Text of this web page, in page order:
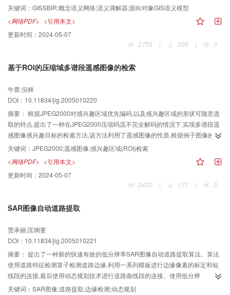
要涉及空间对象的语义表达和语义匹配两方面内容。利用面向对象G IS语义模
型和概念语义网络共同表达空间对象的语义,设计了语义调解器处理用户与系统
之间的语义不一致。通过对G IS原子查询结果进行布尔运算得到矢量查询结果,
在此基础上得到与G IS数据具有统一坐标框架的遥感图像检索结果。实验结果
关键词： GISSBIR;概念语义网络;语义调解器;面向对象GIS语义模型
<网络PDF> <引用本文>
更新时间： 2024-05-07
2755
| 206 | 0
基于ROI的压缩域多谱段遥感图像的检索
牛蕾,倪林
DOI：10.11834/jig.2005010220
摘要： 根据JPEG2000对感兴趣区域优先编码,以及感兴趣区域的形状可随意选
取的特点,提出了一种在JPEG2000压缩码流不完全解码的情况下,实现多谱段遥
感图像感兴趣目标的检索方法,该方法利用了遥感图像的性质,根据例子图像的谱
特征对感兴趣区域的内容进行分析,并设计了一套相似性度量的方法。实验结果
表明,此方法有较理想的图像检索效果和很高的检索效率,解决了应用上对实时性
的高要求与遥感图像库数据海量性之间的矛盾。
关键词： JPEG2000;遥感图像;感兴趣区域(ROI)检索
<网络PDF> <引用本文>
更新时间： 2024-05-07
2420
| 177 | 0
SAR图像自动道路提取
贾承丽,匡纲要
DOI：10.11834/jig.2005010221
摘要： 提出了一种新的快速有效的低分辨率SAR图像自动道路提取算法。算法
使用道路特征检测算子检测道路边缘,利用一系列模板进行边缘像素的标定和短
线段的连接,最后使用动态规划技术进行道路曲线段的连接。使用低分辨
RadarSat SAR图像进行实验,实验结果证明了该算法的有效性。
关键词： SAR图像;道路提取;边缘检测;动态规划